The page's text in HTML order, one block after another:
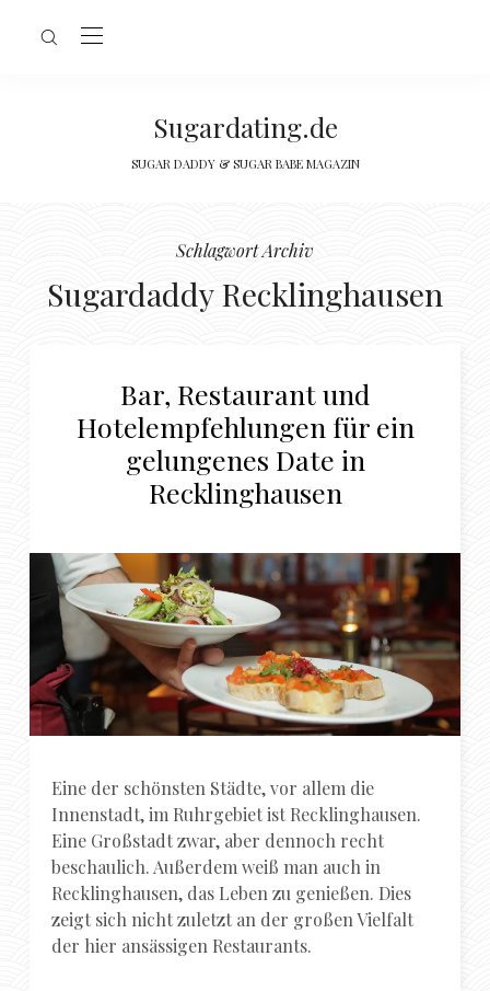
Sugardating.de
SUGAR DADDY & SUGAR BABE MAGAZIN
Schlagwort Archiv
Sugardaddy Recklinghausen
Bar, Restaurant und
Hotelempfehlungen für ein
gelungenes Date in
Recklinghausen
Eine der schönsten Städte, vor allem die
Innenstadt, im Ruhrgebiet ist Recklinghausen.
Eine Großstadt zwar, aber dennoch recht
beschaulich. Außerdem weiß man auch in
Recklinghausen, das Leben zu genießen. Dies
zeigt sich nicht zuletzt an der großen Vielfalt
der hier ansässigen Restaurants.